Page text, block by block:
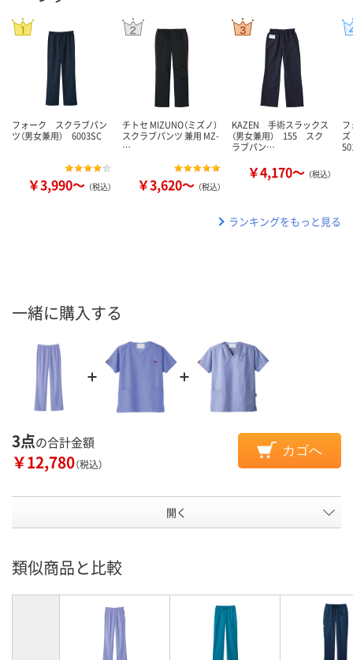
フォーク スクラブパン
ツ（男女兼用） 6003SC
￥3,990～ （税込）
チトセ MIZUNO（ミズノ）
スクラブパンツ 兼用 MZ-
…
￥3,620～ （税込）
KAZEN 手術スラックス
（男女兼用） 155 スク
ラブパン…
￥4,170～ （税込）
ランキングをもっと見る
一緒に購入する
3点の合計金額
￥12,780（税込）
カゴへ
開く
類似商品と比較